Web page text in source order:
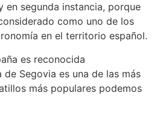
en segunda instancia, porque
como uno de los
en el territorio español.
es reconocida
Segovia es una de las más
más populares podemos